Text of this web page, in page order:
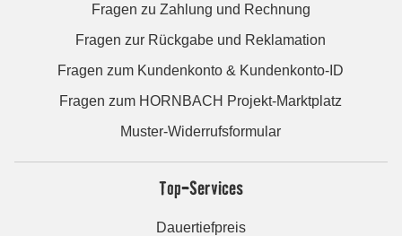
Fragen zu Zahlung und Rechnung
Fragen zur Rückgabe und Reklamation
Fragen zum Kundenkonto & Kundenkonto-ID
Fragen zum HORNBACH Projekt-Marktplatz
Muster-Widerrufsformular
Top-Services
Dauertiefpreis